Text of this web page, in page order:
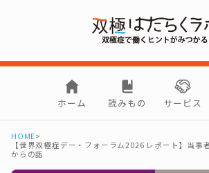
ホーム 読みもの サービス
HOME>
【世界双極症デー・フォーラム2026 レポート】当事
からの話